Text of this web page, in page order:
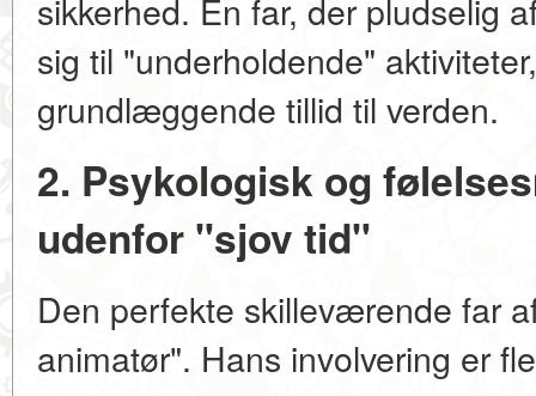
sikkerhed. En far, der pludselig
sig til "underholdende"
grundlæggende tillid til verden.
2. Psykologisk og
udenfor "sjov tid"
Den perfekte skilleværende far
animatør". Hans involvering er